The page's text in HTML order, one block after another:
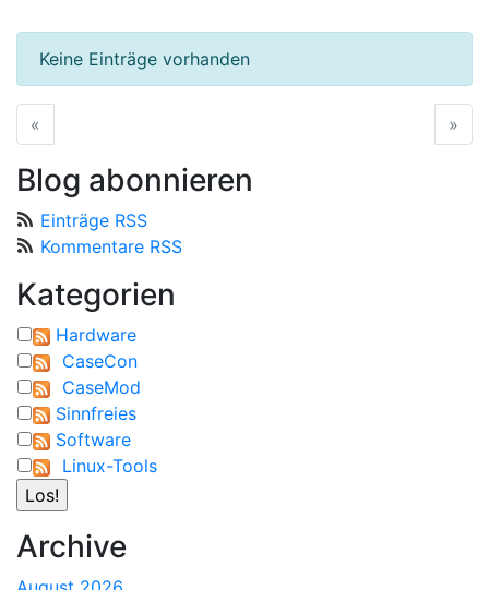
Keine Einträge vorhanden
« »
Blog abonnieren
Einträge RSS
Kommentare RSS
Kategorien
Hardware
CaseCon
CaseMod
Sinnfreies
Software
Linux-Tools
Archive